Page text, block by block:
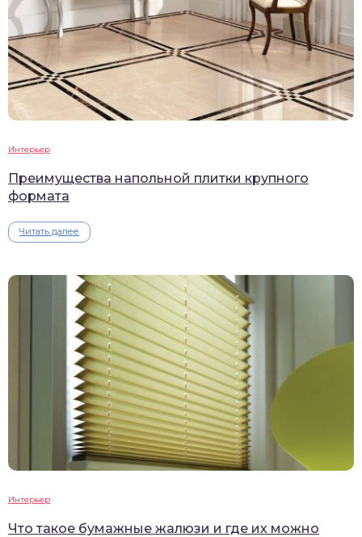
Интерьер
Преимущества напольной плитки крупного
формата
Читать далее
Интерьер
Что такое бумажные жалюзи и где их можно